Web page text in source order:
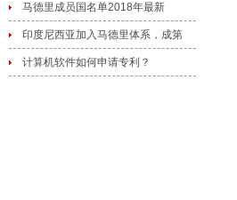
马德里成员国名单2018年最新
印度尼西亚加入马德里体系，成第
计算机软件如何申请专利？